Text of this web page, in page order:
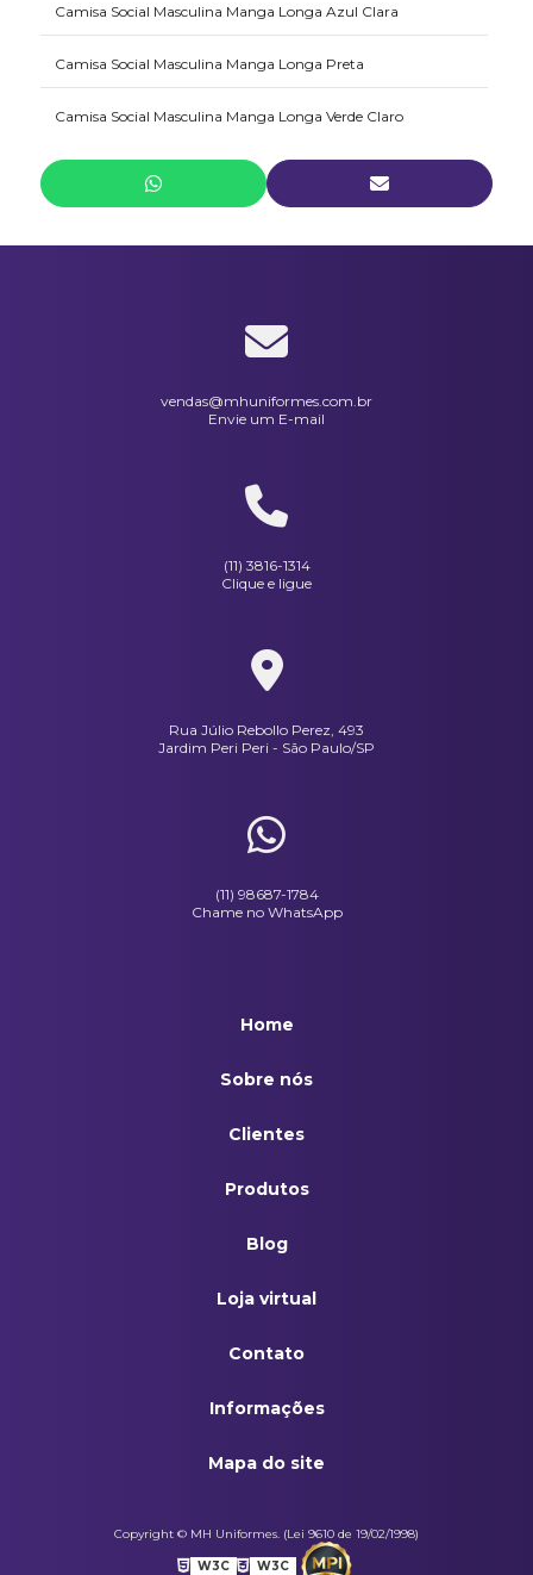
Camisa Social Masculina Manga Longa Azul Clara
Camisa Social Masculina Manga Longa Preta
Camisa Social Masculina Manga Longa Verde Claro
Gravata Masculina Com Nó Fixo Azul Marinho
Jaquetas Masculina Em Microfibra Peletizada Azul Marinho
vendas@mhuniformes.com.br
Envie um E-mail
(11) 3816-1314
Clique e ligue
Rua Júlio Rebollo Perez, 493
Jardim Peri Peri - São Paulo/SP
(11) 98687-1784
Chame no WhatsApp
Home
Sobre nós
Clientes
Produtos
Blog
Loja virtual
Contato
Informações
Mapa do site
Copyright © MH Uniformes. (Lei 9610 de 19/02/1998)
W3C W3C